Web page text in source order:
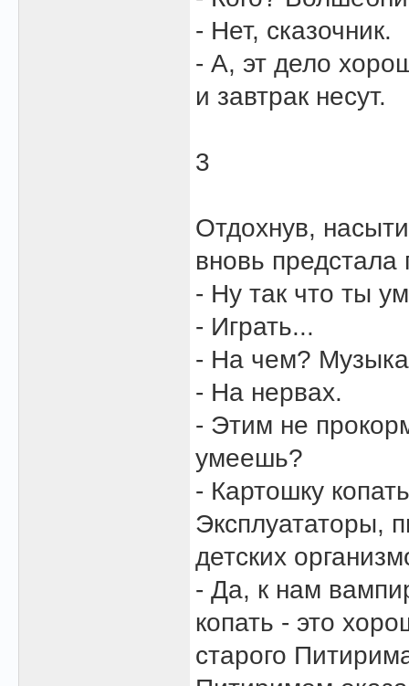
- Нет, сказочник.
- А, эт дело
и завтрак несут.
3
Отдохнув,
вновь предстала
- Ну так что ты
- Играть...
- На чем?
- На нервах.
- Этим не
умеешь?
- Картошку
Эксплуататоры,
детских
- Да, к нам
копать - это
старого